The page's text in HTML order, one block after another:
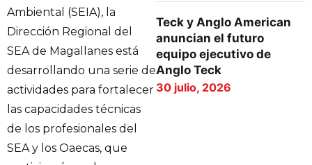
Ambiental (SEIA), la
Dirección Regional del
SEA de Magallanes está
desarrollando una serie de
actividades para fortalecer
las capacidades técnicas
de los profesionales del
SEA y los Oaecas, que
Teck y Anglo American
anuncian el futuro
equipo ejecutivo de
Anglo Teck
30 julio, 2026